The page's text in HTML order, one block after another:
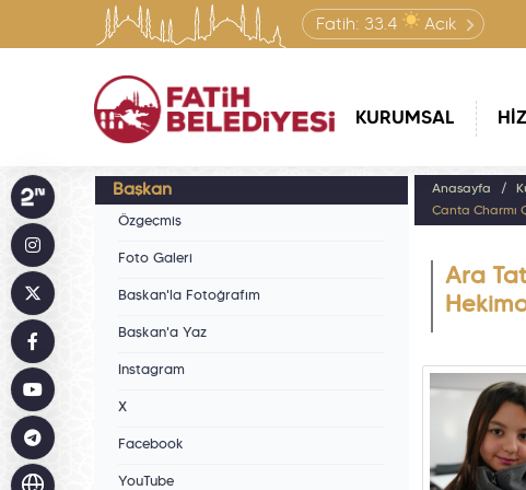
Fatih: 33.4 Açık
KURUMSAL
Başkan
Özgeçmiş
Foto Galeri
Başkan'la Fotoğrafım
Başkan'a Yaz
Instagram
X
Facebook
YouTube
Anasayfa
Çanta Charmı
Ara